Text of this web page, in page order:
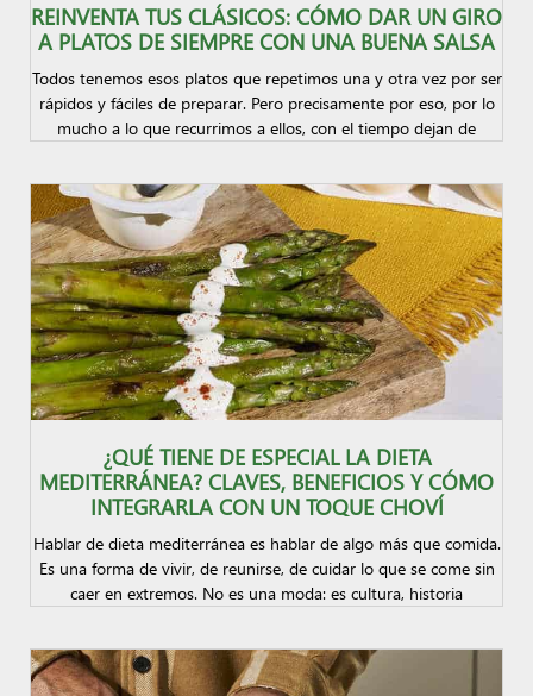
REINVENTA TUS CLÁSICOS: CÓMO DAR UN GIRO
A PLATOS DE SIEMPRE CON UNA BUENA SALSA
Todos tenemos esos platos que repetimos una y otra vez por ser
rápidos y fáciles de preparar. Pero precisamente por eso, por lo
mucho a lo que recurrimos a ellos, con el tiempo dejan de
¿QUÉ TIENE DE ESPECIAL LA DIETA
MEDITERRÁNEA? CLAVES, BENEFICIOS Y CÓMO
INTEGRARLA CON UN TOQUE CHOVÍ
Hablar de dieta mediterránea es hablar de algo más que comida.
Es una forma de vivir, de reunirse, de cuidar lo que se come sin
caer en extremos. No es una moda: es cultura, historia